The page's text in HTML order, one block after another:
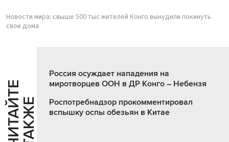
Новости мира: свыше 500 тыс жителей Конго вынудили покинуть
свои дома
Ч
И
Т
АЙ
Т
Е
Т
А
К
ЖЕ
Россия осуждает нападения на
миротворцев ООН в ДР Конго – Небензя
Роспотребнадзор прокомментировал
вспышку оспы обезьян в Китае